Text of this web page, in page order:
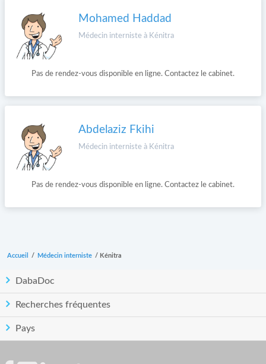
Mohamed Haddad
Médecin interniste à Kénitra
Pas de rendez-vous disponible en ligne. Contactez le cabinet.
Abdelaziz Fkihi
Médecin interniste à Kénitra
Pas de rendez-vous disponible en ligne. Contactez le cabinet.
Accueil / Médecin interniste / Kénitra
DabaDoc
Recherches fréquentes
Pays